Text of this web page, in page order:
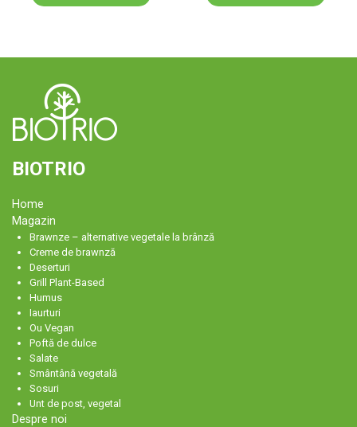
BIOTRIO
Home
Magazin
Brawnze – alternative vegetale la brânză
Creme de brawnză
Deserturi
Grill Plant-Based
Humus
Iaurturi
Ou Vegan
Poftă de dulce
Salate
Smântână vegetală
Sosuri
Unt de post, vegetal
Despre noi